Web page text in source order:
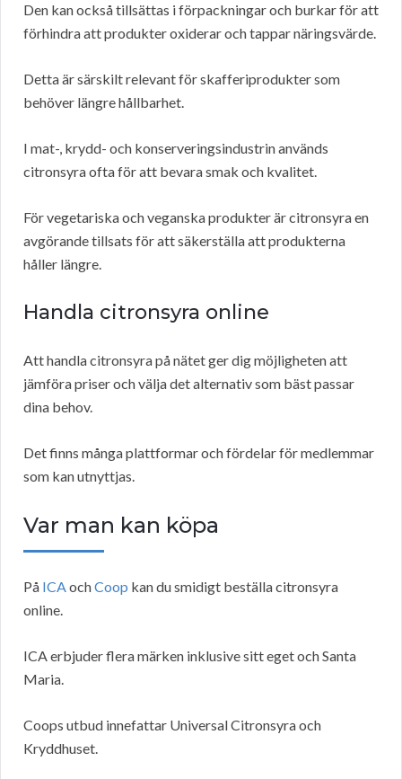
Den kan också tillsättas i förpackningar och burkar för att
förhindra att produkter oxiderar och tappar näringsvärde.
Detta är särskilt relevant för skafferiprodukter som
behöver längre hållbarhet.
I mat-, krydd- och konserveringsindustrin används
citronsyra ofta för att bevara smak och kvalitet.
För vegetariska och veganska produkter är citronsyra en
avgörande tillsats för att säkerställa att produkterna
håller längre.
Handla citronsyra online
Att handla citronsyra på nätet ger dig möjligheten att
jämföra priser och välja det alternativ som bäst passar
dina behov.
Det finns många plattformar och fördelar för medlemmar
som kan utnyttjas.
Var man kan köpa
På ICAochCoop kan du smidigt beställa citronsyra
online.
ICA erbjuder flera märken inklusive sitt eget och Santa
Maria.
Coops utbud innefattar Universal Citronsyra och
Kryddhuset.